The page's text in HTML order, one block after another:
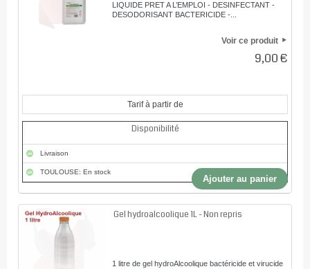
LIQUIDE PRET A L’EMPLOI - DESINFECTANT -
DESODORISANT BACTERICIDE -...
Voir ce produit
9,00 €
Tarif à partir de
Disponibilité
Livraison
TOULOUSE: En stock
Ajouter au panier
Gel hydroalcoolique 1L - Non repris
1 litre de gel hydroAlcoolique bactéricide et virucide